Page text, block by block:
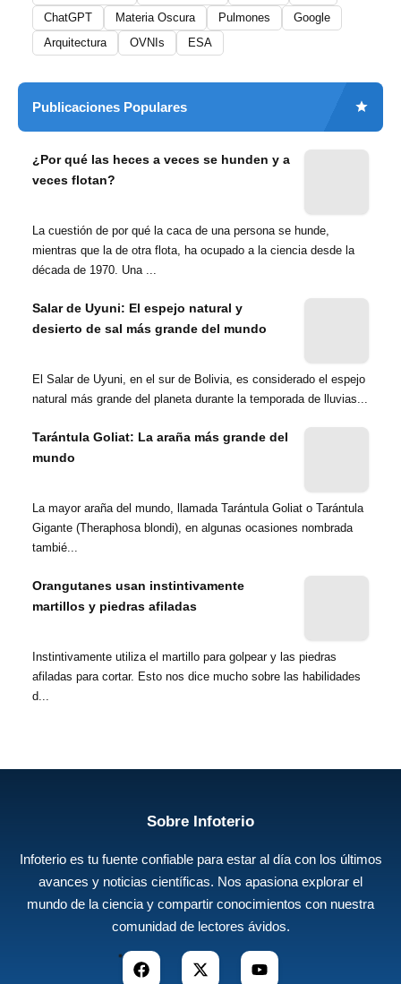
ChatGPT
Materia Oscura Pulmones
Google
Arquitectura
OVNIs ESA
Publicaciones Populares
¿Por qué las heces a veces se hunden y a
veces flotan?
La cuestión de por qué la caca de una persona se hunde,
mientras que la de otra flota, ha ocupado a la ciencia desde la
década de 1970. Una ...
Salar de Uyuni: El espejo natural y
desierto de sal más grande del mundo
El Salar de Uyuni, en el sur de Bolivia, es considerado el espejo
natural más grande del planeta durante la temporada de lluvias...
Tarántula Goliat: La araña más grande del
mundo
La mayor araña del mundo, llamada Tarántula Goliat o Tarántula
Gigante (Theraphosa blondi), en algunas ocasiones nombrada
tambié...
Orangutanes usan instintivamente
martillos y piedras afiladas
Instintivamente utiliza el martillo para golpear y las piedras
afiladas para cortar. Esto nos dice mucho sobre las habilidades
d...
Sobre Infoterio
Infoterio es tu fuente confiable para estar al día con los últimos
avances y noticias científicas. Nos apasiona explorar el
mundo de la ciencia y compartir conocimientos con nuestra
comunidad de lectores ávidos.